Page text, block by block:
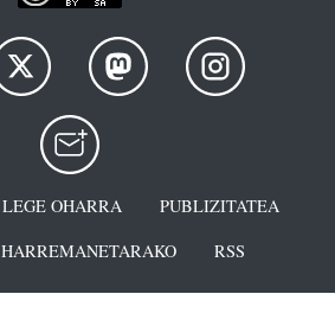
LEGE OHARRA
PUBLIZITATEA
HARREMANETARAKO RSS